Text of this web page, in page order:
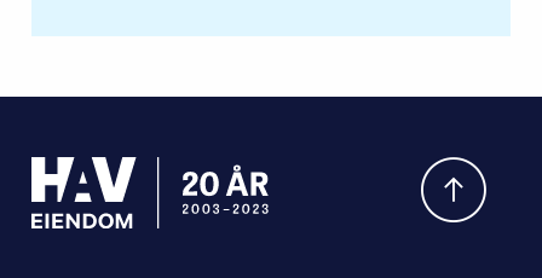
Hva leter du etter?